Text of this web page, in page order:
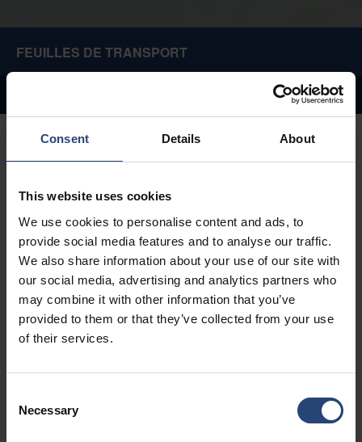
Consent Details About
This website uses cookies
We use cookies to personalise content and ads, to
provide social media features and to analyse our traffic.
We also share information about your use of our site with
our social media, advertising and analytics partners who
may combine it with other information that you’ve
provided to them or that they’ve collected from your use
of their services.
Selection
Necessary
FEUILLES DE TRANSPORT
Réduire les émissions de CO2
Les palettes intercalaires réduisent le poids à transporter
grâce à leur conception compacte, ce qui permet
d'expédier davantage de produits dans un espace réduit
par rapport aux palettes en bois. Fabriquées à partir de
matériaux recyclés, elles sont entièrement recyclables et
réutilisables.
Réduire le coût total